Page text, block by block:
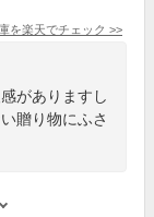
を楽天でチェック >>
がありますし
贈り物にふさ